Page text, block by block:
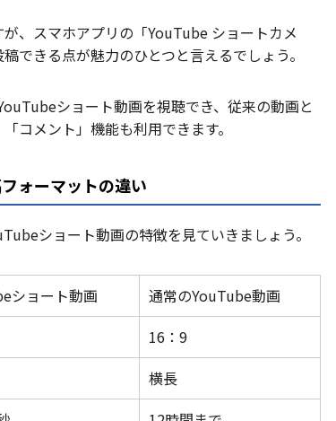
、スマホアプリの「YouTube ショートカメ
できる点が魅力のひとつと言えるでしょう。
ショート動画を視聴でき、従来の動画と
コメント」機能も利用できます。
ォーマットの違い
ショート動画の特徴を見ていきましょう。
ショート動画
通常のYouTube動画
16：9
横長